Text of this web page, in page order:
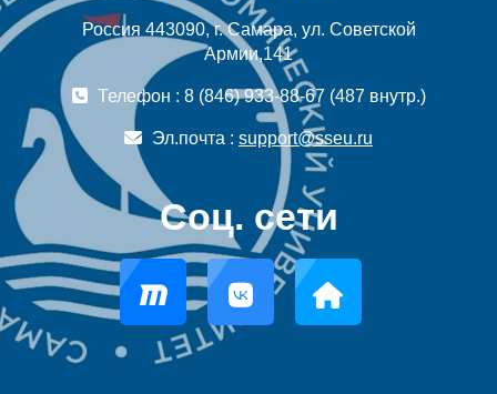
Россия 443090, г. Самара, ул. Советской
Армии,141
Телефон : 8 (846) 933-88-67 (487 внутр.)
Эл.почта : support@sseu.ru
Соц. сети